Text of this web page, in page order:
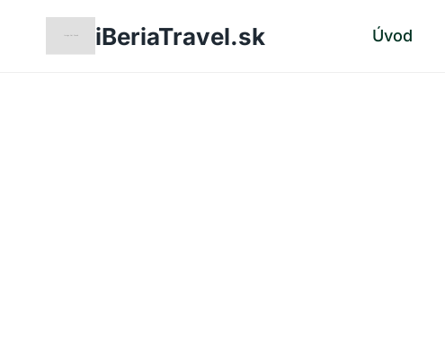
iBeriaTravel.sk Úvod